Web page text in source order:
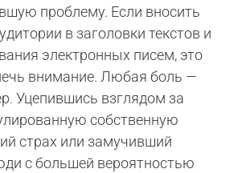
проблему. Если вносить
в заголовки текстов и
электронных писем, это
внимание. Любая боль —
Уцепившись взглядом за
собственную
страх или замучивший
с большей вероятностью